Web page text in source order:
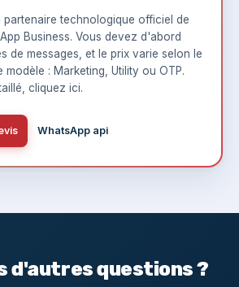
partenaire technologique officiel de
Business. Vous devez d'abord
de messages, et le prix varie selon le
modèle : Marketing, Utility ou OTP.
cliquez ici.
WhatsApp api
d'autres questions ?